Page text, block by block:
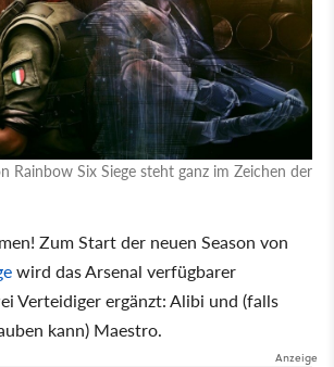
Rainbow Six Siege steht ganz im Zeichen der
Zum Start der neuen Season von
wird das Arsenal verfügbarer
Verteidiger ergänzt: Alibi und (falls
kann) Maestro.